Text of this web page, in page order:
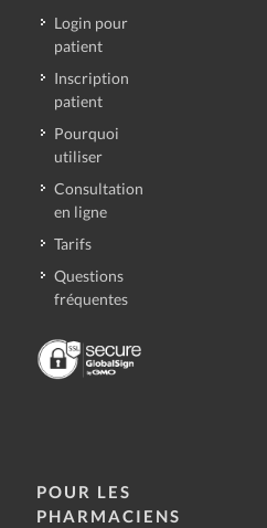
Login pour
patient
Inscription
patient
Pourquoi
utiliser
Consultation
en ligne
Tarifs
Questions
fréquentes
POUR LES
PHARMACIENS